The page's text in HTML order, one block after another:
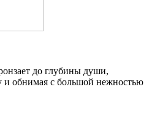
до глубины души,
и обнимая с большой нежностью